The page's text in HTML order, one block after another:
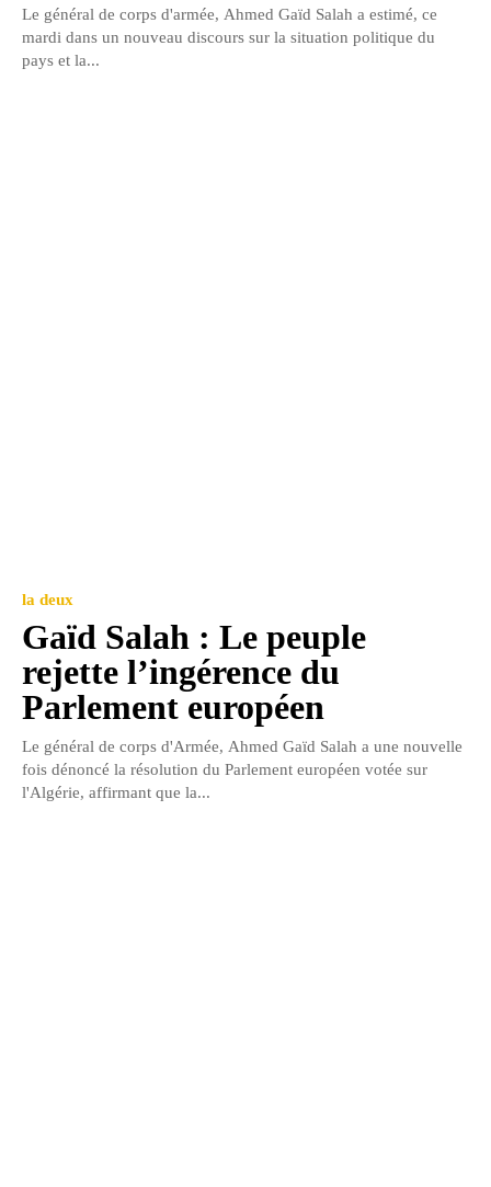
Le général de corps d'armée, Ahmed Gaïd Salah a estimé, ce
mardi dans un nouveau discours sur la situation politique du
pays et la...
la deux
Gaïd Salah : Le peuple
rejette l’ingérence du
Parlement européen
Le général de corps d'Armée, Ahmed Gaïd Salah a une nouvelle
fois dénoncé la résolution du Parlement européen votée sur
l'Algérie, affirmant que la...